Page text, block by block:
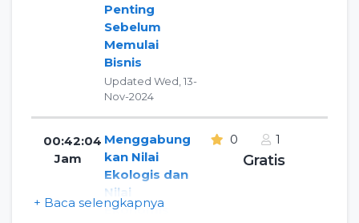
+ Baca selengkapnya
Penting
Sebelum
Memulai
Bisnis
Updated Wed, 13-
Nov-2024
00:42:04
Jam
Menggabung
kan Nilai
Ekologis dan
Nilai
Ekonomis
0 1
Gratis